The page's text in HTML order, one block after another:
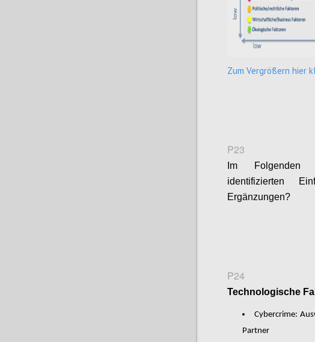
Zum Vergrößern hier
P23
Im
identifizierten
Ergänzungen?
P24
Technologische
Cybercrime:
Partner